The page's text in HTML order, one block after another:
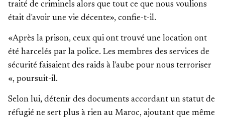
traité de criminels alors que tout ce que nous voulions
était d'avoir une vie décente», confie-t-il.
«Après la prison, ceux qui ont trouvé une location ont
été harcelés par la police. Les membres des services de
sécurité faisaient des raids à l'aube pour nous terroriser
«, poursuit-il.
Selon lui, détenir des documents accordant un statut de
réfugié ne sert plus à rien au Maroc, ajoutant que même